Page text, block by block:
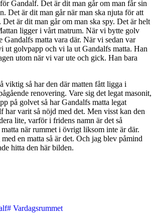
Gandalf. Det är dit man går om man får sin
Det är dit man går när man ska njuta för att
är dit man går om man ska spy. Det är helt
ligger i vårt matrum. När vi bytte golv
Gandalfs matta vara där. När vi sedan var
ut golvpapp och vi la ut Gandalfs matta. Han
utom när vi var ute och gick. Han bara
viktig så har den där matten fått ligga i
renovering. Vare sig det legat masonit,
på golvet så har Gandalfs matta legat
har varit så nöjd med det. Men visst kan den
lite, varför i fridens namn är det så
när rummet i övrigt liksom inte är där.
en matta så är det. Och jag blev påmind
hitta den här bilden.
# Vardagsrummet